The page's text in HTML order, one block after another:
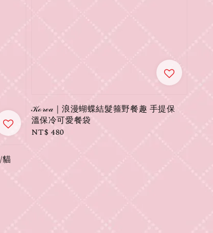
貓
𝒦ℴ𝓇ℯ𝒶｜浪漫蝴蝶結髮箍野餐趣 手提保
溫保冷可愛餐袋
Regular
NT$ 480